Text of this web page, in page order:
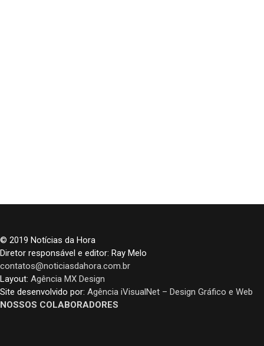
© 2019 Notícias da Hora
Diretor responsável e editor: Ray Melo
contatos@noticiasdahora.com.br
Layout: Agência MX Design
Site desenvolvido por: Agência iVisualNet – Design Gráfico e Web
NOSSOS COLABORADORES